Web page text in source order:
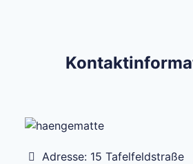
Adresse: 15 Tafelfeldstraße